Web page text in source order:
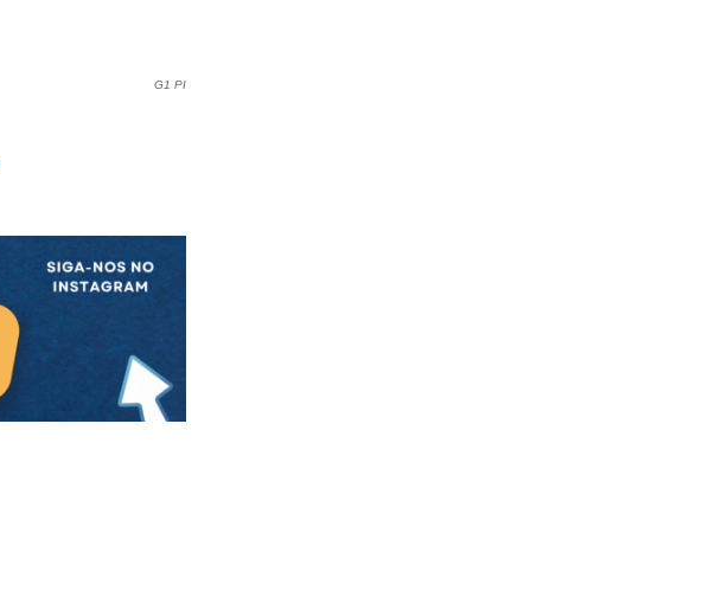
G1 PI